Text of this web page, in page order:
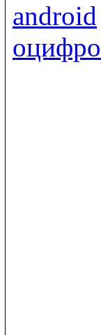
android